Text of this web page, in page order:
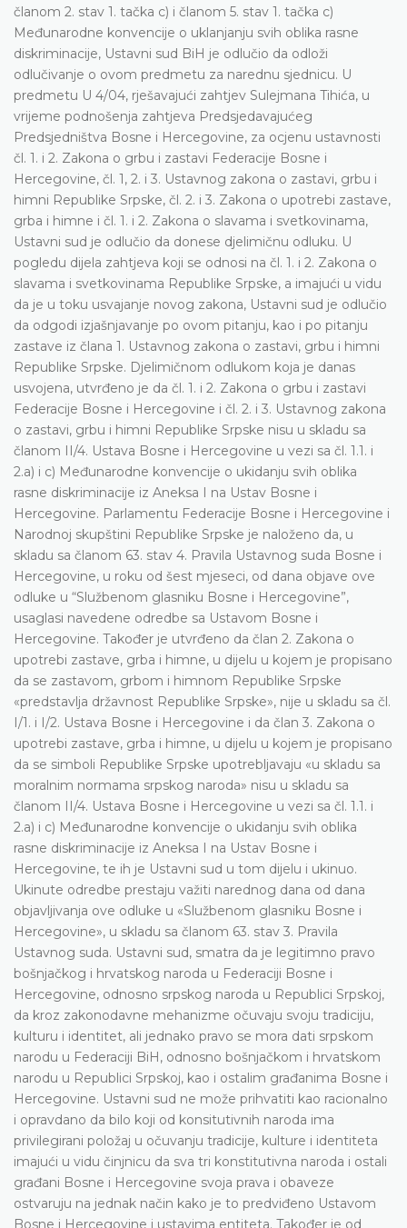
članom 2. stav 1. tačka c) i članom 5. stav 1. tačka c)
Međunarodne konvencije o uklanjanju svih oblika rasne
diskriminacije, Ustavni sud BiH je odlučio da odloži
odlučivanje o ovom predmetu za narednu sjednicu. U
predmetu U 4/04, rješavajući zahtjev Sulejmana Tihića, u
vrijeme podnošenja zahtjeva Predsjedavajućeg
Predsjedništva Bosne i Hercegovine, za ocjenu ustavnosti
čl. 1. i 2. Zakona o grbu i zastavi Federacije Bosne i
Hercegovine, čl. 1, 2. i 3. Ustavnog zakona o zastavi, grbu i
himni Republike Srpske, čl. 2. i 3. Zakona o upotrebi zastave,
grba i himne i čl. 1. i 2. Zakona o slavama i svetkovinama,
Ustavni sud je odlučio da donese djelimičnu odluku. U
pogledu dijela zahtjeva koji se odnosi na čl. 1. i 2. Zakona o
slavama i svetkovinama Republike Srpske, a imajući u vidu
da je u toku usvajanje novog zakona, Ustavni sud je odlučio
da odgodi izjašnjavanje po ovom pitanju, kao i po pitanju
zastave iz člana 1. Ustavnog zakona o zastavi, grbu i himni
Republike Srpske. Djelimičnom odlukom koja je danas
usvojena, utvrđeno je da čl. 1. i 2. Zakona o grbu i zastavi
Federacije Bosne i Hercegovine i čl. 2. i 3. Ustavnog zakona
o zastavi, grbu i himni Republike Srpske nisu u skladu sa
članom II/4. Ustava Bosne i Hercegovine u vezi sa čl. 1.1. i
2.a) i c) Međunarodne konvencije o ukidanju svih oblika
rasne diskriminacije iz Aneksa I na Ustav Bosne i
Hercegovine. Parlamentu Federacije Bosne i Hercegovine i
Narodnoj skupštini Republike Srpske je naloženo da, u
skladu sa članom 63. stav 4. Pravila Ustavnog suda Bosne i
Hercegovine, u roku od šest mjeseci, od dana objave ove
odluke u “Službenom glasniku Bosne i Hercegovine”,
usaglasi navedene odredbe sa Ustavom Bosne i
Hercegovine. Također je utvrđeno da član 2. Zakona o
upotrebi zastave, grba i himne, u dijelu u kojem je propisano
da se zastavom, grbom i himnom Republike Srpske
«predstavlja državnost Republike Srpske», nije u skladu sa čl.
I/1. i I/2. Ustava Bosne i Hercegovine i da član 3. Zakona o
upotrebi zastave, grba i himne, u dijelu u kojem je propisano
da se simboli Republike Srpske upotrebljavaju «u skladu sa
moralnim normama srpskog naroda» nisu u skladu sa
članom II/4. Ustava Bosne i Hercegovine u vezi sa čl. 1.1. i
2.a) i c) Međunarodne konvencije o ukidanju svih oblika
rasne diskriminacije iz Aneksa I na Ustav Bosne i
Hercegovine, te ih je Ustavni sud u tom dijelu i ukinuo.
Ukinute odredbe prestaju važiti narednog dana od dana
objavljivanja ove odluke u «Službenom glasniku Bosne i
Hercegovine», u skladu sa članom 63. stav 3. Pravila
Ustavnog suda. Ustavni sud, smatra da je legitimno pravo
bošnjačkog i hrvatskog naroda u Federaciji Bosne i
Hercegovine, odnosno srpskog naroda u Republici Srpskoj,
da kroz zakonodavne mehanizme očuvaju svoju tradiciju,
kulturu i identitet, ali jednako pravo se mora dati srpskom
narodu u Federaciji BiH, odnosno bošnjačkom i hrvatskom
narodu u Republici Srpskoj, kao i ostalim građanima Bosne i
Hercegovine. Ustavni sud ne može prihvatiti kao racionalno
i opravdano da bilo koji od konsitutivnih naroda ima
privilegirani položaj u očuvanju tradicije, kulture i identiteta
imajući u vidu činjnicu da sva tri konstitutivna naroda i ostali
građani Bosne i Hercegovine svoja prava i obaveze
ostvaruju na jednak način kako je to predviđeno Ustavom
Bosne i Hercegovine i ustavima entiteta. Također je od